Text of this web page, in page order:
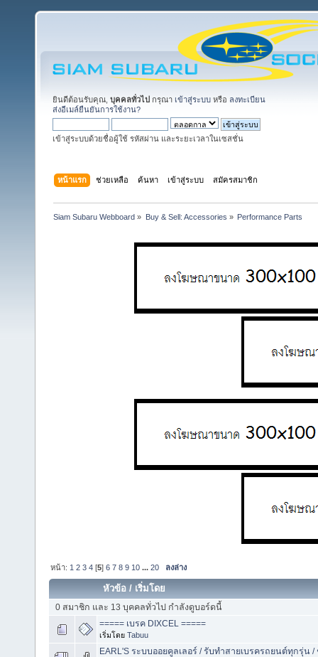
ยินดีต้อนรับคุณ, บุคคลทั่วไป กรุณา เข้าสู่ระบบ หรือ ลงทะเบียน
ส่งอีเมล์ยืนยันการใช้งาน?
เข้าสู่ระบบด้วยชื่อผู้ใช้ รหัสผ่าน และระยะเวลาในเซสชั่น
หน้าแรก ช่วยเหลือ ค้นหา เข้าสู่ระบบ สมัครสมาชิก
Siam Subaru Webboard » Buy & Sell: Accessories » Performance Parts
หน้า: 1 2 3 4 [5]6 7 8 9 10 ...20 ลงล่าง
หัวข้อ / เริ่มโดย
0 สมาชิก และ 13 บุคคลทั่วไป กำลังดูบอร์ดนี้
===== เบรค DIXCEL =====
เริ่มโดย Tabuu
EARL'S ระบบออยคูลเลอร์ / รับทำสายเบรครถยนต์ทุกรุ่น /